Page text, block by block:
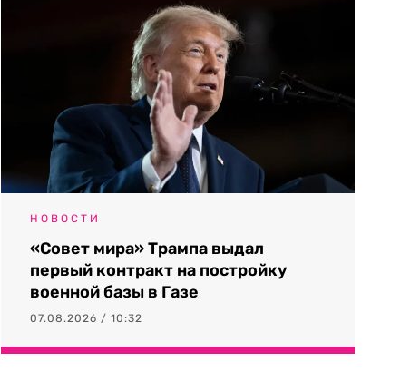
НОВОСТИ
«Совет мира» Трампа выдал
первый контракт на постройку
военной базы в Газе
07.08.2026 / 10:32